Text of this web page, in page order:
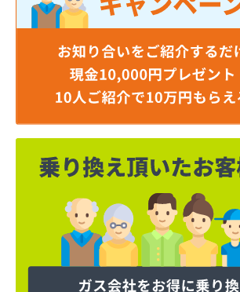
河原実業株式会社 川口営業所
河原実業株式会社 白岡営業所
角栄ガス株式会社 西坂戸サービスセ
株式会社イイノ
株式会社イケダ
株式会社いるま野サービス燃料課西
株式会社いるま野サービス燃料課南
株式会社エクシング 戸田営業所
株式会社エクシング 朝霞営業所
株式会社えぐち
株式会社エネサンス関東 埼玉営業所
株式会社エネサンス関東 飯能営業
株式会社オガワ総業エコロジー
株式会社キヨハラ